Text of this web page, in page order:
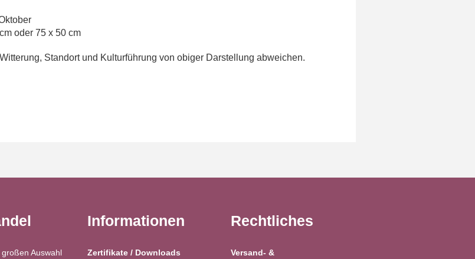
oder 75 x 50 cm
Standort und Kulturführung von obiger Darstellung abweichen.
Auswahl
Informationen
Zertifikate / Downloads
Rechtliches
Versand- &